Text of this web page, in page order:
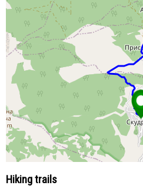
Hiking trails